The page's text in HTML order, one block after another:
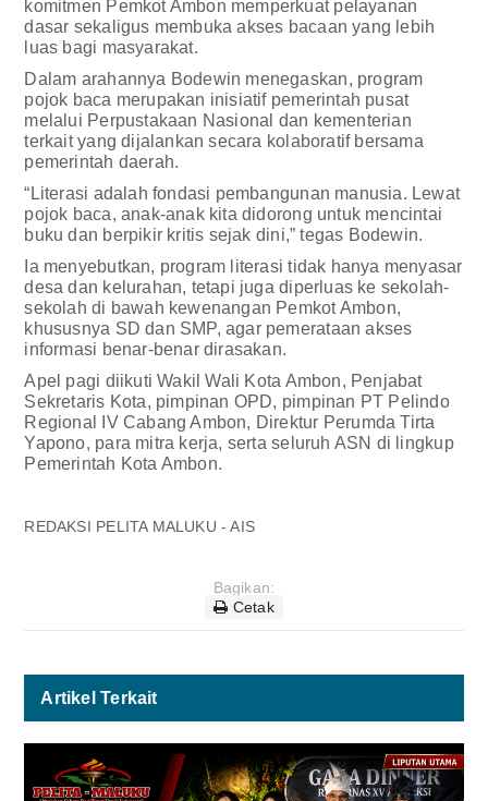
komitmen Pemkot Ambon memperkuat pelayanan
dasar sekaligus membuka akses bacaan yang lebih
luas bagi masyarakat.
Dalam arahannya Bodewin menegaskan, program
pojok baca merupakan inisiatif pemerintah pusat
melalui Perpustakaan Nasional dan kementerian
terkait yang dijalankan secara kolaboratif bersama
pemerintah daerah.
“Literasi adalah fondasi pembangunan manusia. Lewat
pojok baca, anak-anak kita didorong untuk mencintai
buku dan berpikir kritis sejak dini,” tegas Bodewin.
Ia menyebutkan, program literasi tidak hanya menyasar
desa dan kelurahan, tetapi juga diperluas ke sekolah-
sekolah di bawah kewenangan Pemkot Ambon,
khususnya SD dan SMP, agar pemerataan akses
informasi benar-benar dirasakan.
Apel pagi diikuti Wakil Wali Kota Ambon, Penjabat
Sekretaris Kota, pimpinan OPD, pimpinan PT Pelindo
Regional IV Cabang Ambon, Direktur Perumda Tirta
Yapono, para mitra kerja, serta seluruh ASN di lingkup
Pemerintah Kota Ambon.
REDAKSI PELITA MALUKU - AIS
Bagikan:
Cetak
Artikel Terkait